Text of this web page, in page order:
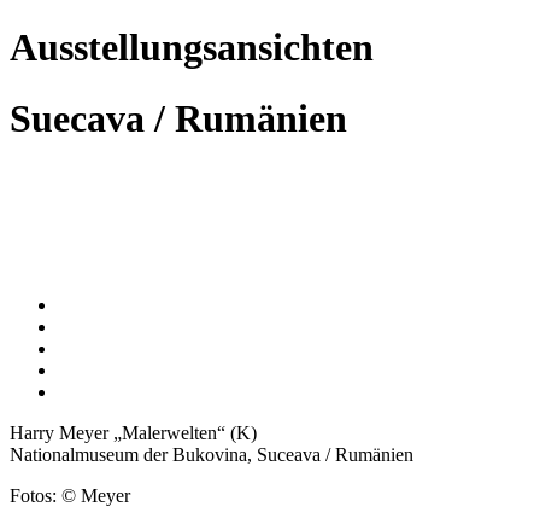
Ausstellungsansichten
Suecava / Rumänien
Harry Meyer „Malerwelten“ (K)
Nationalmuseum der Bukovina, Suceava / Rumänien
Fotos: © Meyer